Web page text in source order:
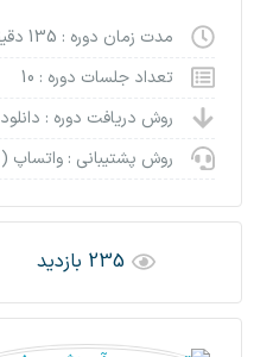
مدت زمان دوره : 135 دقیقه
تعداد جلسات دوره : 10
روش دریافت دوره : دانلود
روش پشتیبانی : واتساپ ( 09012222222 )
235 بازدید